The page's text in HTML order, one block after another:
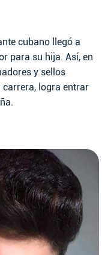
cubano llegó a
para su hija. Así, en
y sellos
logra entrar